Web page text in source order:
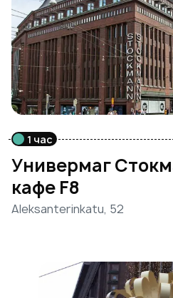
1 час
Универмаг
кафе F8
Aleksanterinkatu, 52